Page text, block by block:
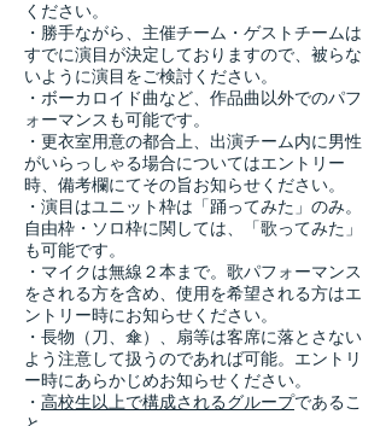
ください。
・勝手ながら、主催チーム・ゲストチームは
すでに演目が決定しておりますので、被らな
いように演目をご検討ください。
・ボーカロイド曲など、作品曲以外でのパフ
ォーマンスも可能です。
・更衣室用意の都合上、出演チーム内に男性
がいらっしゃる場合についてはエントリー
時、備考欄にてその旨お知らせください。
・演目はユニット枠は「踊ってみた」のみ。
自由枠・ソロ枠に関しては、「歌ってみた」
も可能です。
・マイクは無線２本まで。歌パフォーマンス
をされる方を含め、使用を希望される方はエ
ントリー時にお知らせください。
・長物（刀、傘）、扇等は客席に落とさない
よう注意して扱うのであれば可能。エントリ
ー時にあらかじめお知らせください。
・ 高校生以上で構成されるグループであるこ